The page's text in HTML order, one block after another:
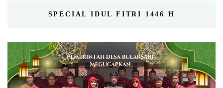
SPECIAL IDUL FITRI 1446 H